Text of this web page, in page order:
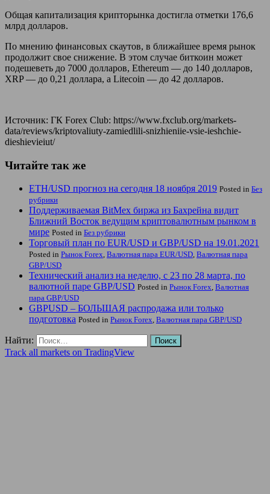
Общая капитализация крипторынка достигла отметки 176,6
млрд долларов.
По мнению финансовых скаутов, в ближайшее время рынок
продолжит свое снижение. В этом случае биткоин может
подешеветь до 7000 долларов, Ethereum — до 140 долларов,
XRP — до 0,21 доллара, а Litecoin — до 42 долларов.
Источник: ГК Forex Club: https://www.fxclub.org/markets-
data/reviews/kriptovaliuty-zamiedlili-snizhieniie-vsie-ieshchie-
dieshievieiut/
Читайте так же
ETH/USD прогноз на сегодня 18 ноября 2019 Posted in Без
рубрики
Поддерживаемая BitMex биржа из Бахрейна видит
Ближний Восток ведущим криптовалютным рынком в
мире Posted in Без рубрики
Торговый план по EUR/USD и GBP/USD на 19.01.2021
Posted in Рынок Forex, Валютная пара EUR/USD, Валютная пара
GBP/USD
Технический анализ на неделю, с 23 по 28 марта, по
валютной паре GBP/USD Posted in Рынок Forex, Валютная
пара GBP/USD
GBPUSD – БОЛЬШАЯ распродажа или только
подготовка Posted in Рынок Forex, Валютная пара GBP/USD
Найти:
Track all markets on TradingView